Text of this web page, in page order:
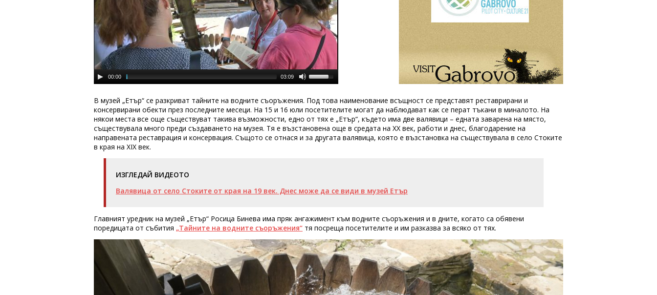
00:00 03:09
В музей „Етър“ се разкриват тайните на водните съоръжения. Под това наименование всъщност се представят реставрирани и
консервирани обекти през последните месеци. На 15 и 16 юли посетителите могат да наблюдават как се перат тъкани в миналото. На
някои места все още съществуват такива възможности, едно от тях е „Етър“, където има две валявици – едната заварена на място,
съществувала много преди създаването на музея. Тя е възстановена още в средата на XX век, работи и днес, благодарение на
направената реставрация и консервация. Същото се отнася и за другата валявица, която е възстановка на съществувала в село Стоките
в края на XIX век.
ИЗГЛЕДАЙ ВИДЕОТО
Валявица от село Стоките от края на 19 век. Днес може да се види в музей Етър
Главният уредник на музей „Етър“ Росица Бинева има пряк ангажимент към водните съоръжения и в дните, когато са обявени
поредицата от събития „Тайните на водните съоръжения“ тя посреща посетителите и им разказва за всяко от тях.